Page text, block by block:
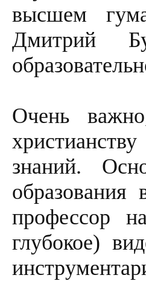
высшем
Дмитрий
Очень
знаний.
профессор
глубокое)